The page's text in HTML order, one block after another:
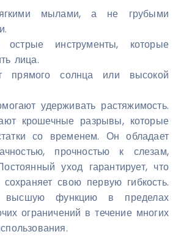
мылами, а не грубыми
острые инструменты, которые
лица.
прямого солнца или высокой
удерживать растяжимость.
крошечные разрывы, которые
со временем. Он обладает
прочностью к слезам,
уход гарантирует, что
свою первую гибкость.
высшую функцию в пределах
ограничений в течение многих